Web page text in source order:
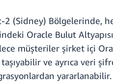
2 (Sidney) Bölgelerinde,
Oracle Bulut
müşteriler şirket içi
ve ayrıca veri